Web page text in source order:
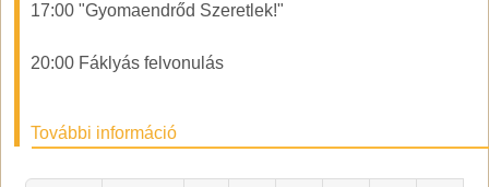
17:00 "Gyomaendrőd Szeretlek!"
20:00 Fáklyás felvonulás
További információ